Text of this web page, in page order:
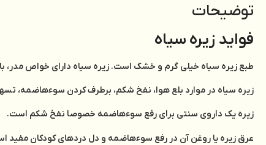
توضیحات
فواید زیره سیاه
طبع‌ زيره‌ سياه‌ خيلي‌ گرم‌ و خشک‌ است‌. زيره‌ سياه‌ داراي‌ خواص‌ مدر،
زيره‌ سياه‌ در موارد بلع‌ هوا، نفخ‌ شکم‌، برطرف‌ کردن‌ سوءهاضمه‌،
زيره‌ يک‌ داروي‌ سنتي‌ براي‌ رفع‌ سوءهاضمه‌ خصوصا نفخ‌ شکم‌ است‌.
عرق زيره‌ يا روغن‌ آن‌ در رفع‌ سوءهاضمه‌ و دل‌ دردهاي‌ کودکان‌ مفيد